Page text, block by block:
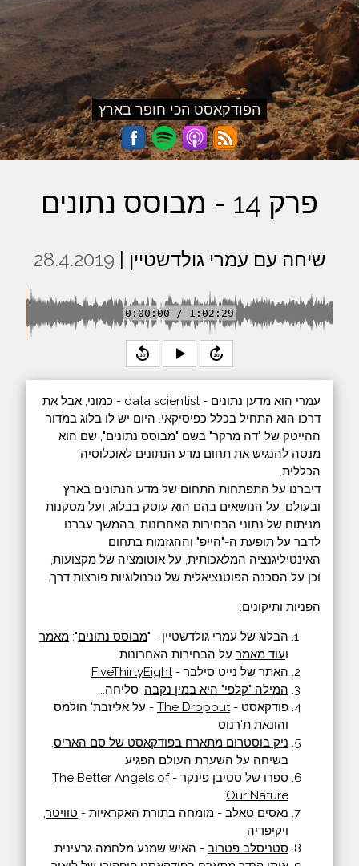
הפודקאסט הכי חופר בארץ
פרק 14 - מבוסס נתונים
שיחה עם עמרי גולדשטיין | 28.4.2019
0:00:00 / 1:02:29
replay_30 play_arrow forward_30
עמרי הוא מדען נתונים - data scientist - כמוני, אבל את
דרכו הוא התחיל בכלל כפיסיקאי. היום יש לו בלוג במדור
ההייטק של "דה מרקר" בשם "מבוסס נתונים", שם הוא
מנסה להנגיש את תחום מדע הנתונים לאוכלוסיה
הכללית.
דיברנו על התפתחות התחום של מדע הנתונים בארץ
ובעולם, על הנושאים בהם הוא עוסק בבלוג, ועל מסקנות
מניתוח של נתוני הבחירות האחרונות. בהמשך עברנו
לדבר על תופעת ה-"הייפ" וההגזמות בתחום
האינטיליגנציה המלאכותית, על אוטומציה של מקצועות,
וכן על הסכנה הפוטנציאלית של טכנולוגיות פורצות דרך.
הפניות ותיקונים:
הבלוג של עמרי גולדשטיין - "מבוסס נתונים"; מאמר
ועוד מאמר על הבחירות האחרונות
האתר של נייט סילבר -FiveThirtyEight
המילה "קלפי" היא במין נקבה, סליחה...
פודקאסט -The Dropout - על אליזבת' הולמס
והונאת ת'רנוס
ניק בוסטרום מתארח בפודקאסט של סם האריס,
בשיחה על השערת העולם הפגיע
ספרו של סטיבן פינקר -The Better Angels of
Our Nature
נאסים טאלב - מומחה בתורת האקראיות - טוויטר,
ויקיפדיה
סטניסלב פטרוב - האיש שמנע מלחמה גרעינית